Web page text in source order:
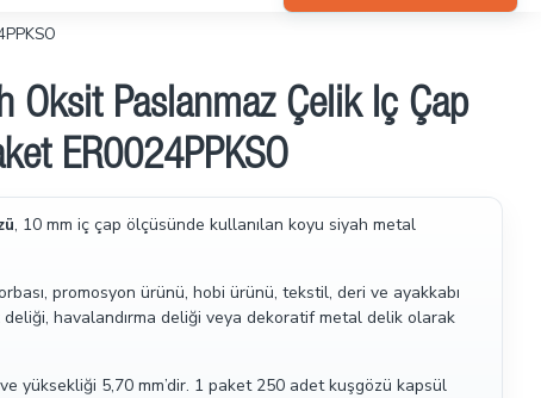
Oksit Paslanmaz Çelik İç Çap
ER0024PPKSO
, 10 mm iç çap ölçüsünde kullanılan koyu siyah metal
promosyon ürünü, hobi ürünü, tekstil, deri ve ayakkabı
deliği, havalandırma deliği veya dekoratif metal delik olarak
yüksekliği 5,70 mm’dir. 1 paket 250 adet kuşgözü kapsül